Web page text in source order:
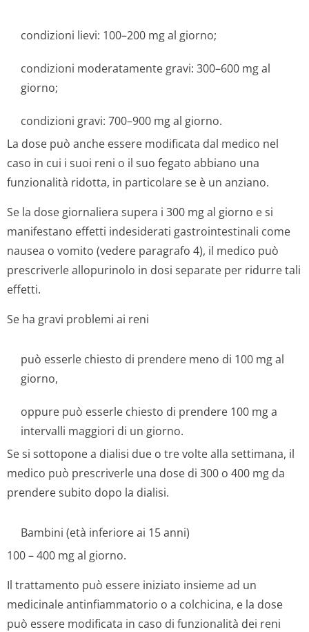
condizioni lievi: 100–200 mg al giorno;
condizioni moderatamente gravi: 300–600 mg al
giorno;
condizioni gravi: 700–900 mg al giorno.
La dose può anche essere modificata dal medico nel
caso in cui i suoi reni o il suo fegato abbiano una
funzionalità ridotta, in particolare se è un anziano.
Se la dose giornaliera supera i 300 mg al giorno e si
manifestano effetti indesiderati gastrointestinali come
nausea o vomito (vedere paragrafo 4), il medico può
prescriverle allopurinolo in dosi separate per ridurre tali
effetti.
Se ha gravi problemi ai reni
può esserle chiesto di prendere meno di 100 mg al
giorno,
oppure può esserle chiesto di prendere 100 mg a
intervalli maggiori di un giorno.
Se si sottopone a dialisi due o tre volte alla settimana, il
medico può prescriverle una dose di 300 o 400 mg da
prendere subito dopo la dialisi.
Bambini (età inferiore ai 15 anni)
100 – 400 mg al giorno.
Il trattamento può essere iniziato insieme ad un
medicinale antinfiammatorio o a colchicina, e la dose
può essere modificata in caso di funzionalità dei reni